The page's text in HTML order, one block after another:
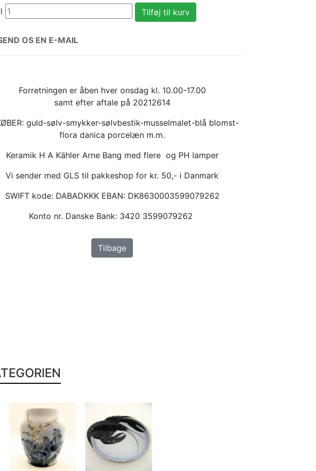
OS EN E-MAIL
Forretningen er åben hver onsdag kl. 10.00-17.00
samt efter aftale på 20212614
guld-sølv-smykker-sølvbestik-musselmalet-blå blomst-
flora danica porcelæn m.m.
Keramik H A Kähler Arne Bang med flere og PH lamper
Vi sender med GLS til pakkeshop for kr. 50,- i Danmark
SWIFT kode: DABADKKK EBAN: DK8630003599079262
Konto nr. Danske Bank: 3420 3599079262
Tilbage